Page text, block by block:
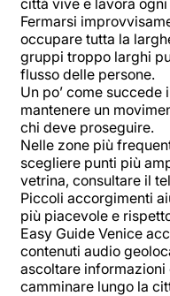
Fermarsi
occupare tutta la
gruppi troppo larghi
flusso delle persone.
Un po’ come
mantenere un
chi deve proseguire.
Nelle zone più
scegliere punti più
vetrina, consultare il
Piccoli accorgimenti
più piacevole e
Easy Guide Venice
contenuti audio
ascoltare informazioni
camminare lungo la